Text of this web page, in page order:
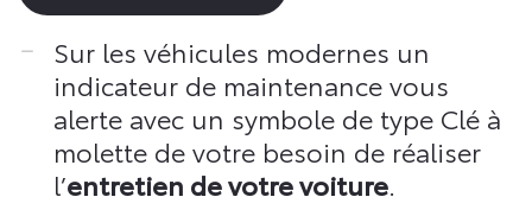
Sur les véhicules modernes un
indicateur de maintenance vous
alerte avec un symbole de type Clé à
molette de votre besoin de réaliser
l’entretien de votre voiture.